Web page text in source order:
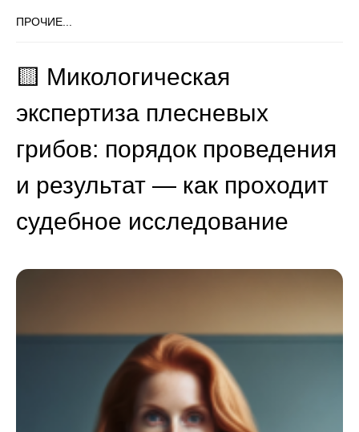
ПРОЧИЕ...
🟨 Микологическая
экспертиза плесневых
грибов: порядок проведения
и результат — как проходит
судебное исследование